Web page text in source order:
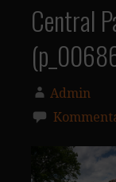
Central
Admin